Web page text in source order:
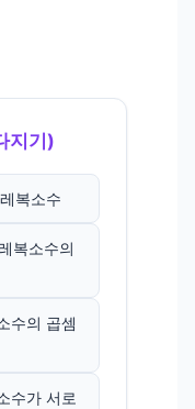
지기)
복소수
복소수의
수의 곱셈
수가 서로